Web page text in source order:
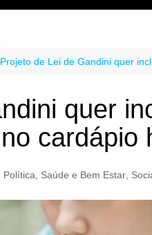
Projeto de Lei de Gandini quer
quer
cardápio
Política Saúde e Bem Estar